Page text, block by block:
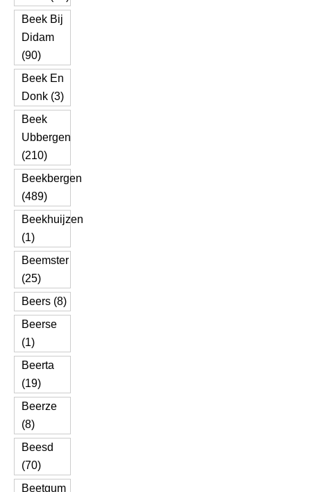
Beek Bij
Didam
(90)
Beek En
Donk (3)
Beek
Ubbergen
(210)
Beekbergen
(489)
Beekhuijzen
(1)
Beemster
(25)
Beers (8)
Beerse
(1)
Beerta
(19)
Beerze
(8)
Beesd
(70)
Beetgum